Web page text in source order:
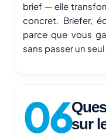
brief — elle
concret. Briefer,
parce que vous
sans passer un
sur